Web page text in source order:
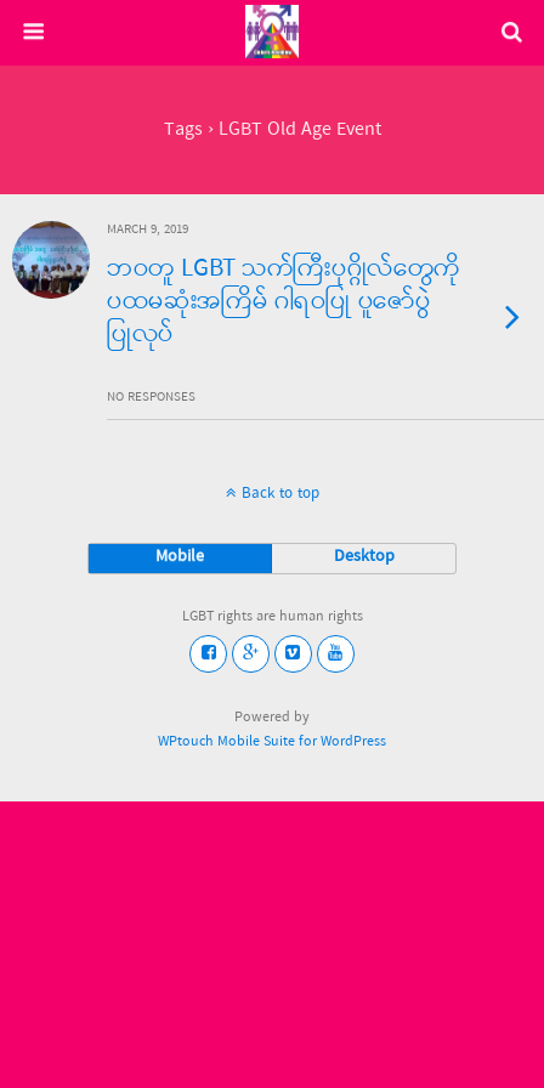
Tags › LGBT Old Age Event
MARCH 9, 2019
ဘဝတူ LGBT သက်ကြီးပုဂ္ဂိုလ်တွေကို
ပထမဆုံးအကြိမ် ဂါရဝပြု ပူဇော်ပွဲ
ပြုလုပ်
NO RESPONSES
Back to top
Mobile Desktop
LGBT rights are human rights
Powered by
WPtouch Mobile Suite for WordPress